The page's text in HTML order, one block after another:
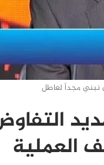
نبني مجداً لعاطل
العملية